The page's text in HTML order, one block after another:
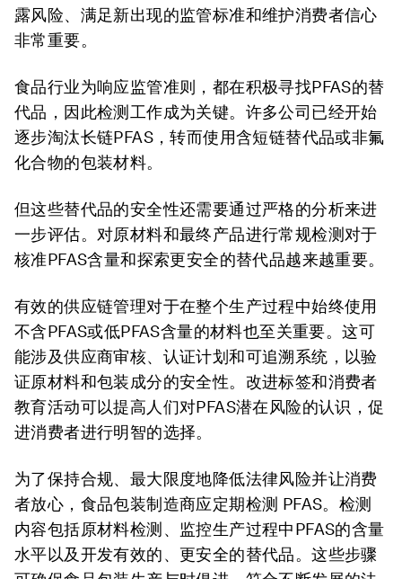
露风险、满足新出现的监管标准和维护消费者信心
非常重要。
食品行业为响应监管准则，都在积极寻找PFAS的替
代品，因此检测工作成为关键。许多公司已经开始
逐步淘汰长链PFAS，转而使用含短链替代品或非氟
化合物的包装材料。
但这些替代品的安全性还需要通过严格的分析来进
一步评估。对原材料和最终产品进行常规检测对于
核准PFAS含量和探索更安全的替代品越来越重要。
有效的供应链管理对于在整个生产过程中始终使用
不含PFAS或低PFAS含量的材料也至关重要。这可
能涉及供应商审核、认证计划和可追溯系统，以验
证原材料和包装成分的安全性。改进标签和消费者
教育活动可以提高人们对PFAS潜在风险的认识，促
进消费者进行明智的选择。
为了保持合规、最大限度地降低法律风险并让消费
者放心，食品包装制造商应定期检测 PFAS。检测
内容包括原材料检测、监控生产过程中PFAS的含量
水平以及开发有效的、更安全的替代品。这些步骤